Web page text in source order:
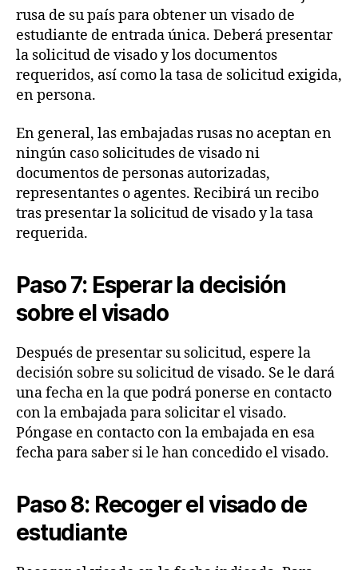
rusa de su país para obtener un visado de
estudiante de entrada única. Deberá presentar
la solicitud de visado y los documentos
requeridos, así como la tasa de solicitud exigida,
en persona.
En general, las embajadas rusas no aceptan en
ningún caso solicitudes de visado ni
documentos de personas autorizadas,
representantes o agentes. Recibirá un recibo
tras presentar la solicitud de visado y la tasa
requerida.
Paso 7: Esperar la decisión
sobre el visado
Después de presentar su solicitud, espere la
decisión sobre su solicitud de visado. Se le dará
una fecha en la que podrá ponerse en contacto
con la embajada para solicitar el visado.
Póngase en contacto con la embajada en esa
fecha para saber si le han concedido el visado.
Paso 8: Recoger el visado de
estudiante